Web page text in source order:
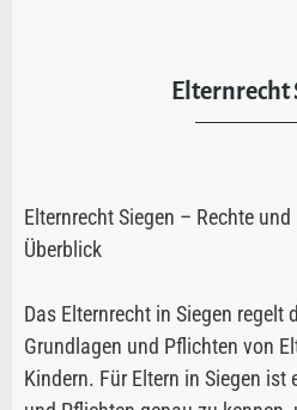
Elternrecht
Elternrecht Siegen – Rechte
Überblick
Das Elternrecht in Siegen regelt
Grundlagen und Pflichten von
Kindern. Für Eltern in Siegen ist